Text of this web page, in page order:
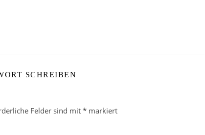
SCHREIBEN
Felder sind mit * markiert